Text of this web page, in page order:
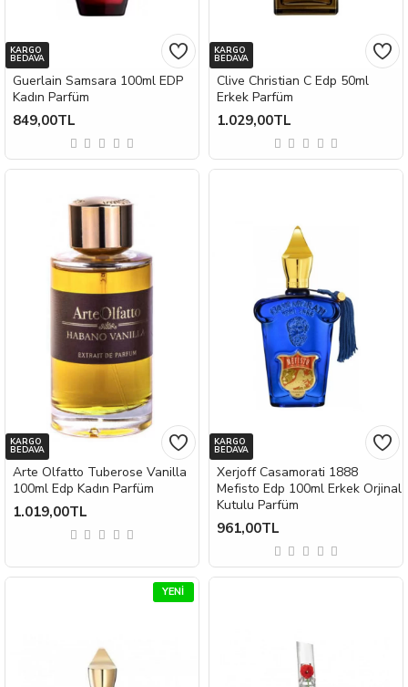
KARGO
BEDAVA
Guerlain Samsara 100ml EDP
Kadın Parfüm
849,00TL
KARGO
BEDAVA
Clive Christian C Edp 50ml
Erkek Parfüm
1.029,00TL
KARGO
BEDAVA
Arte Olfatto Tuberose Vanilla
100ml Edp Kadın Parfüm
1.019,00TL
KARGO
BEDAVA
Xerjoff Casamorati 1888
Mefisto Edp 100ml Erkek Orjinal
Kutulu Parfüm
961,00TL
YENI